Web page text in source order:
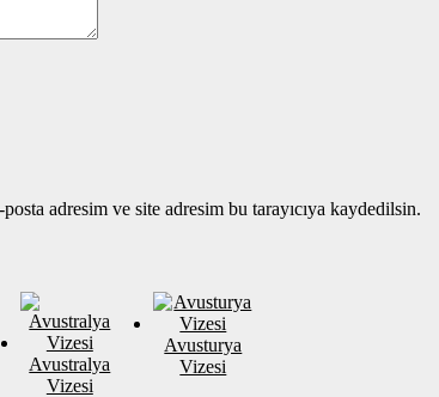
adresim ve site adresim bu tarayıcıya kaydedilsin.
Avustralya
Vizesi
Avusturya
Vizesi